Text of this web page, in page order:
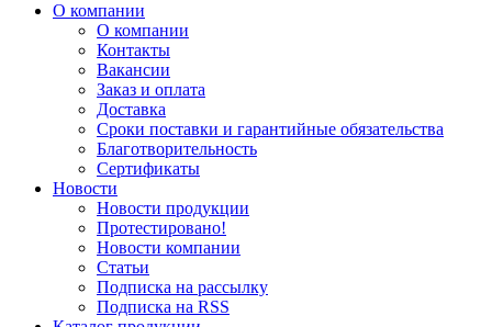
О компании
О компании
Контакты
Вакансии
Заказ и оплата
Доставка
Сроки поставки и гарантийные обязательства
Благотворительность
Сертификаты
Новости
Новости продукции
Протестировано!
Новости компании
Статьи
Подписка на рассылку
Подписка на RSS